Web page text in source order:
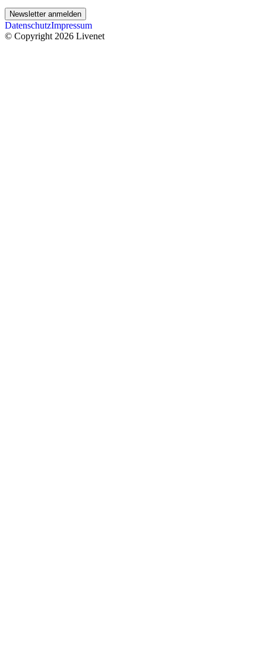
Newsletter anmelden
DatenschutzImpressum
© Copyright 2026 Livenet